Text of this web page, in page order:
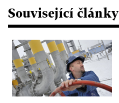
Související články